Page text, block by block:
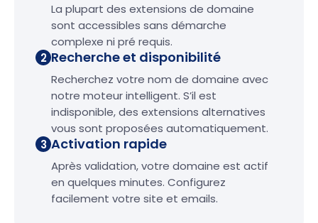
La plupart des extensions de domaine
sont accessibles sans démarche
complexe ni pré requis.
2 Recherche et disponibilité
Recherchez votre nom de domaine avec
notre moteur intelligent. S’il est
indisponible, des extensions alternatives
vous sont proposées automatiquement.
3 Activation rapide
Après validation, votre domaine est actif
en quelques minutes. Configurez
facilement votre site et emails.